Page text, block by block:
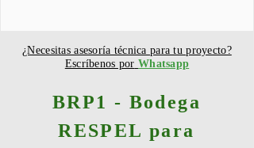
¿Necesitas asesoría técnica para tu proyecto?
Escríbenos por Whatsapp
BRP1 - Bodega
RESPEL para